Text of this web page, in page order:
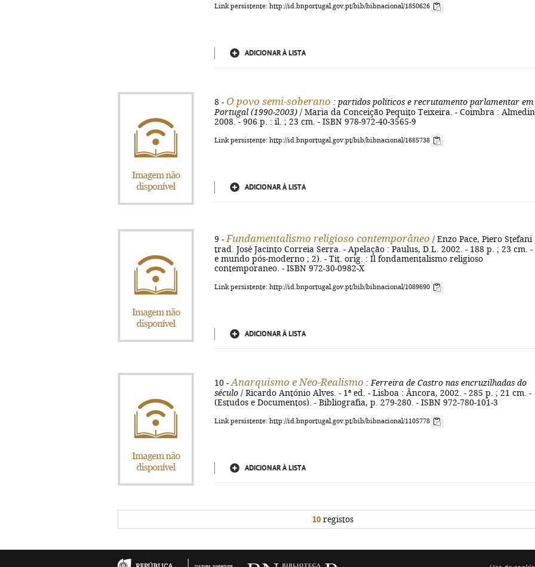
Link persistente: http://id.bnportugal.gov.pt/bib/bibnacional/1850626
ADICIONAR À LISTA
8 - O povo semi-soberano : partidos políticos e recrutamento parlamentar em
Portugal (1990-2003) / Maria da Conceição Pequito Teixeira. - Coimbra :
2008. - 906 p. : il. ; 23 cm. - ISBN 978-972-40-3565-9
Link persistente: http://id.bnportugal.gov.pt/bib/bibnacional/1685738
ADICIONAR À LISTA
9 - Fundamentalismo religioso contemporâneo / Enzo Pace, Piero Stefani
trad. José Jacinto Correia Serra. - Apelação : Paulus, D.L. 2002. - 188 p. ; 23 cm. -
e mundo pós-moderno ; 2). - Tit. orig. : Il fondamentalismo religioso
contemporaneo. - ISBN 972-30-0982-X
Link persistente: http://id.bnportugal.gov.pt/bib/bibnacional/1089690
ADICIONAR À LISTA
10 - Anarquismo e Neo-Realismo : Ferreira de Castro nas encruzilhadas do
século / Ricardo António Alves. - 1ª ed. - Lisboa : Âncora, 2002. - 285 p. ; 21 cm. -
(Estudos e Documentos). - Bibliografia, p. 279-280. - ISBN 972-780-101-3
Link persistente: http://id.bnportugal.gov.pt/bib/bibnacional/1105778
ADICIONAR À LISTA
10registos